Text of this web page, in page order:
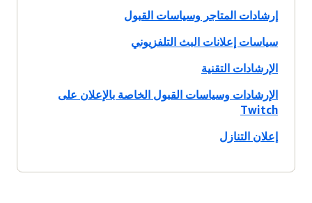
إرشادات المتاجر وسياسات القبول
سياسات إعلانات البث التلفزيوني
الإرشادات التقنية
الإرشادات وسياسات القبول الخاصة بالإعلان على
Twitch
إعلان التنازل